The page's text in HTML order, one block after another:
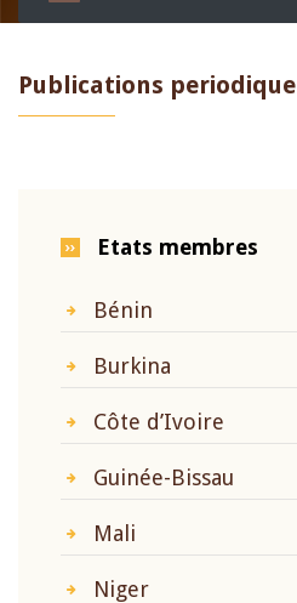
Publications periodique
Etats membres
Bénin
Burkina
Côte d’Ivoire
Guinée-Bissau
Mali
Niger